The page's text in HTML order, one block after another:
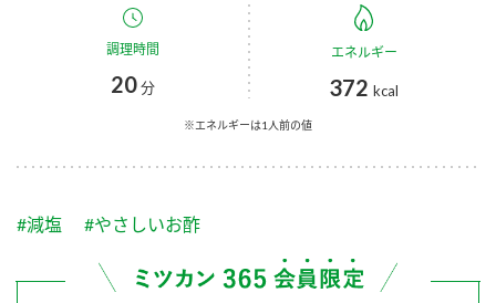
スープ 中華
ふりかけ
お酢ドリンク
つゆ
PIN印
企業理念
ミツカンの歴史
ミツカンを知る
環境への取り組み
ZENB initiative
調理時間
20分
エネルギー
372 kcal
※エネルギーは1人前の値
#減塩 #やさしいお酢